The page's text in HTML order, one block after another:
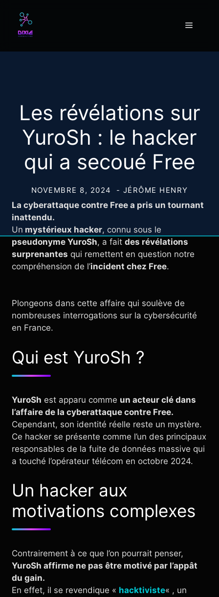
contenu
Menu
Les révélations sur
YuroSh : le hacker
qui a secoué Free
NOVEMBRE 8, 2024 - JÉRÔME HENRY
La cyberattaque contre Free a pris un tournant
inattendu.
Un mystérieux hacker, connu sous le
pseudonyme YuroSh, a fait des révélations
surprenantes qui remettent en question notre
compréhension de l’incident chez Free.
Plongeons dans cette affaire qui soulève de
nombreuses interrogations sur la cybersécurité
en France.
Qui est YuroSh ?
YuroSh est apparu comme un acteur clé dans
l’affaire de la cyberattaque contre Free.
Cependant, son identité réelle reste un mystère.
Ce hacker se présente comme l’un des principaux
responsables de la fuite de données massive qui
a touché l’opérateur télécom en octobre 2024.
Un hacker aux
motivations complexes
Contrairement à ce que l’on pourrait penser,
YuroSh affirme ne pas être motivé par l’appât
du gain.
En effet, il se revendique « hacktiviste« , un